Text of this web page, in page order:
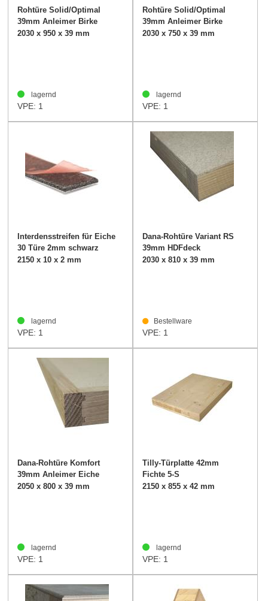
Rohtüre Solid/Optimal
39mm Anleimer Birke
2030 x 950 x 39 mm
lagernd
VPE: 1
Rohtüre Solid/Optimal
39mm Anleimer Birke
2030 x 750 x 39 mm
lagernd
VPE: 1
Interdensstreifen für Eiche
30 Türe 2mm schwarz
2150 x 10 x 2 mm
lagernd
VPE: 1
Dana-Rohtüre Variant RS
39mm HDFdeck
2030 x 810 x 39 mm
Bestellware
VPE: 1
Dana-Rohtüre Komfort
39mm Anleimer Eiche
2050 x 800 x 39 mm
lagernd
VPE: 1
Tilly-Türplatte 42mm
Fichte 5-S
2150 x 855 x 42 mm
lagernd
VPE: 1